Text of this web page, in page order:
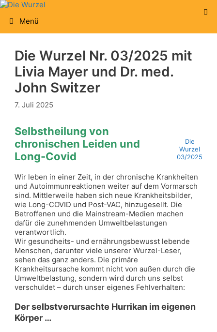
Zum
springenMenü
Die Wurzel Nr. 03/2025 mit
Livia Mayer und Dr. med.
John Switzer
7. Juli 2025
Die
Wurzel
03/2025
Selbstheilung von
chronischen Leiden und
Long-Covid
Wir leben in einer Zeit, in der chronische Krankheiten
und Autoimmunreaktionen weiter auf dem Vormarsch
sind. Mittlerweile haben sich neue Krankheitsbilder,
wie Long-COVID und Post-VAC, hinzugesellt. Die
Betroffenen und die Mainstream-Medien machen
dafür die zunehmenden Umweltbelastungen
verantwortlich.
Wir gesundheits- und ernährungsbewusst lebende
Menschen, darunter viele unserer Wurzel-Leser,
sehen das ganz anders. Die primäre
Krankheitsursache kommt nicht von außen durch die
Umweltbelastung, sondern wird durch uns selbst
verschuldet – durch unser eigenes Fehlverhalten:
Der selbstverursachte Hurrikan im eigenen
Körper …